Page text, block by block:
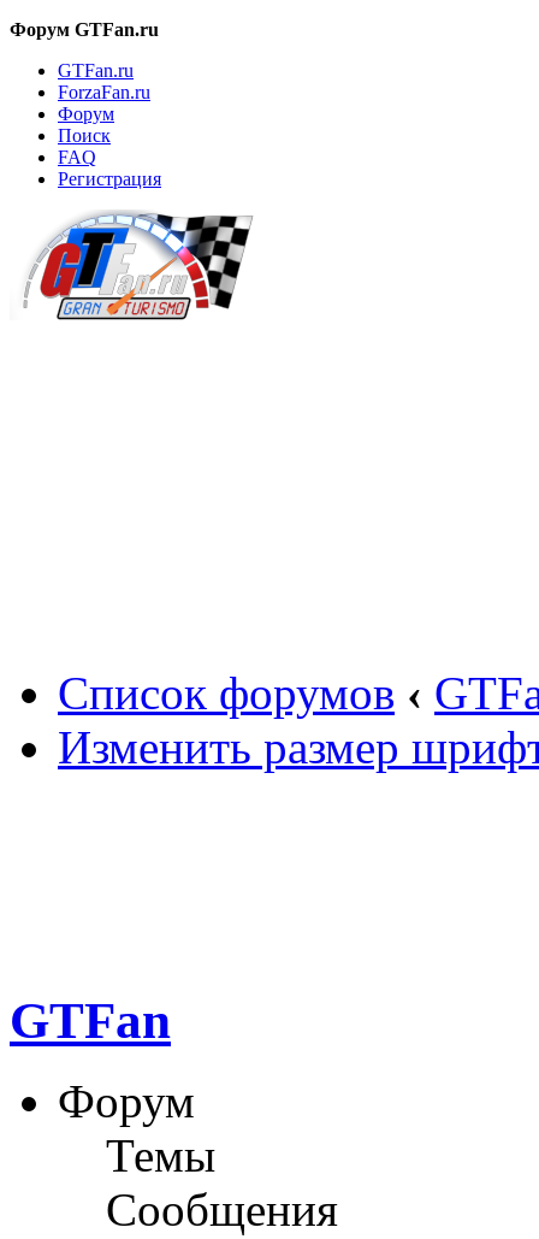
Форум GTFan.ru
GTFan.ru
ForzaFan.ru
Форум
Поиск
FAQ
Регистрация
Список форумов ‹
Изменить размер
GTFan
Форум
Темы
Сообщения